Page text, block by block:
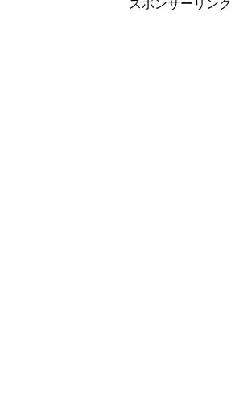
スポンサーリンク